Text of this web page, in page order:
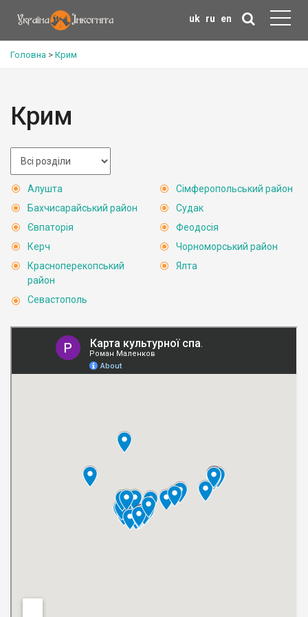
uk ru en
Головна > Крим
Крим
Алушта
Бахчисарайський район
Євпаторія
Керч
Красноперекопський
район
Севастополь
Сімферопольський район
Судак
Феодосія
Чорноморський район
Ялта